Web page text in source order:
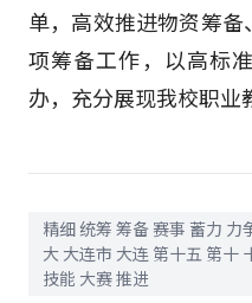
单，高效推进物资筹
项筹备工作，以高标
办，充分展现我校职业
精细 统筹 筹备 赛事 蓄力 力
大 大连市 大连 第十五 第十
技能 大赛 推进